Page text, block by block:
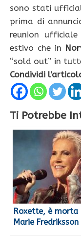
sono stati
prima di
reunion
estivo che in
“sold out” in
Condividi
Ti Potrebbe
Roxette, è morta
Marie Fredriksson